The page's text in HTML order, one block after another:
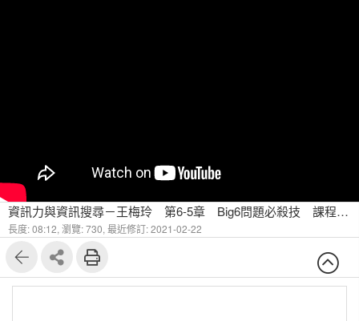
資訊力與資訊搜尋－王梅玲 第6-5章 Big6問題必殺技 課程總結
長度: 08:12, 瀏覽: 730, 最近修訂: 2021-02-22